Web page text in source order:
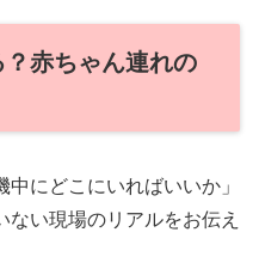
赤ちゃん連れの
にどこにいればいいか」
ない現場のリアルをお伝え